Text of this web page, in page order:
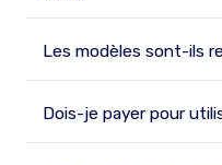
Les modèles sont-ils
Dois-je payer pour